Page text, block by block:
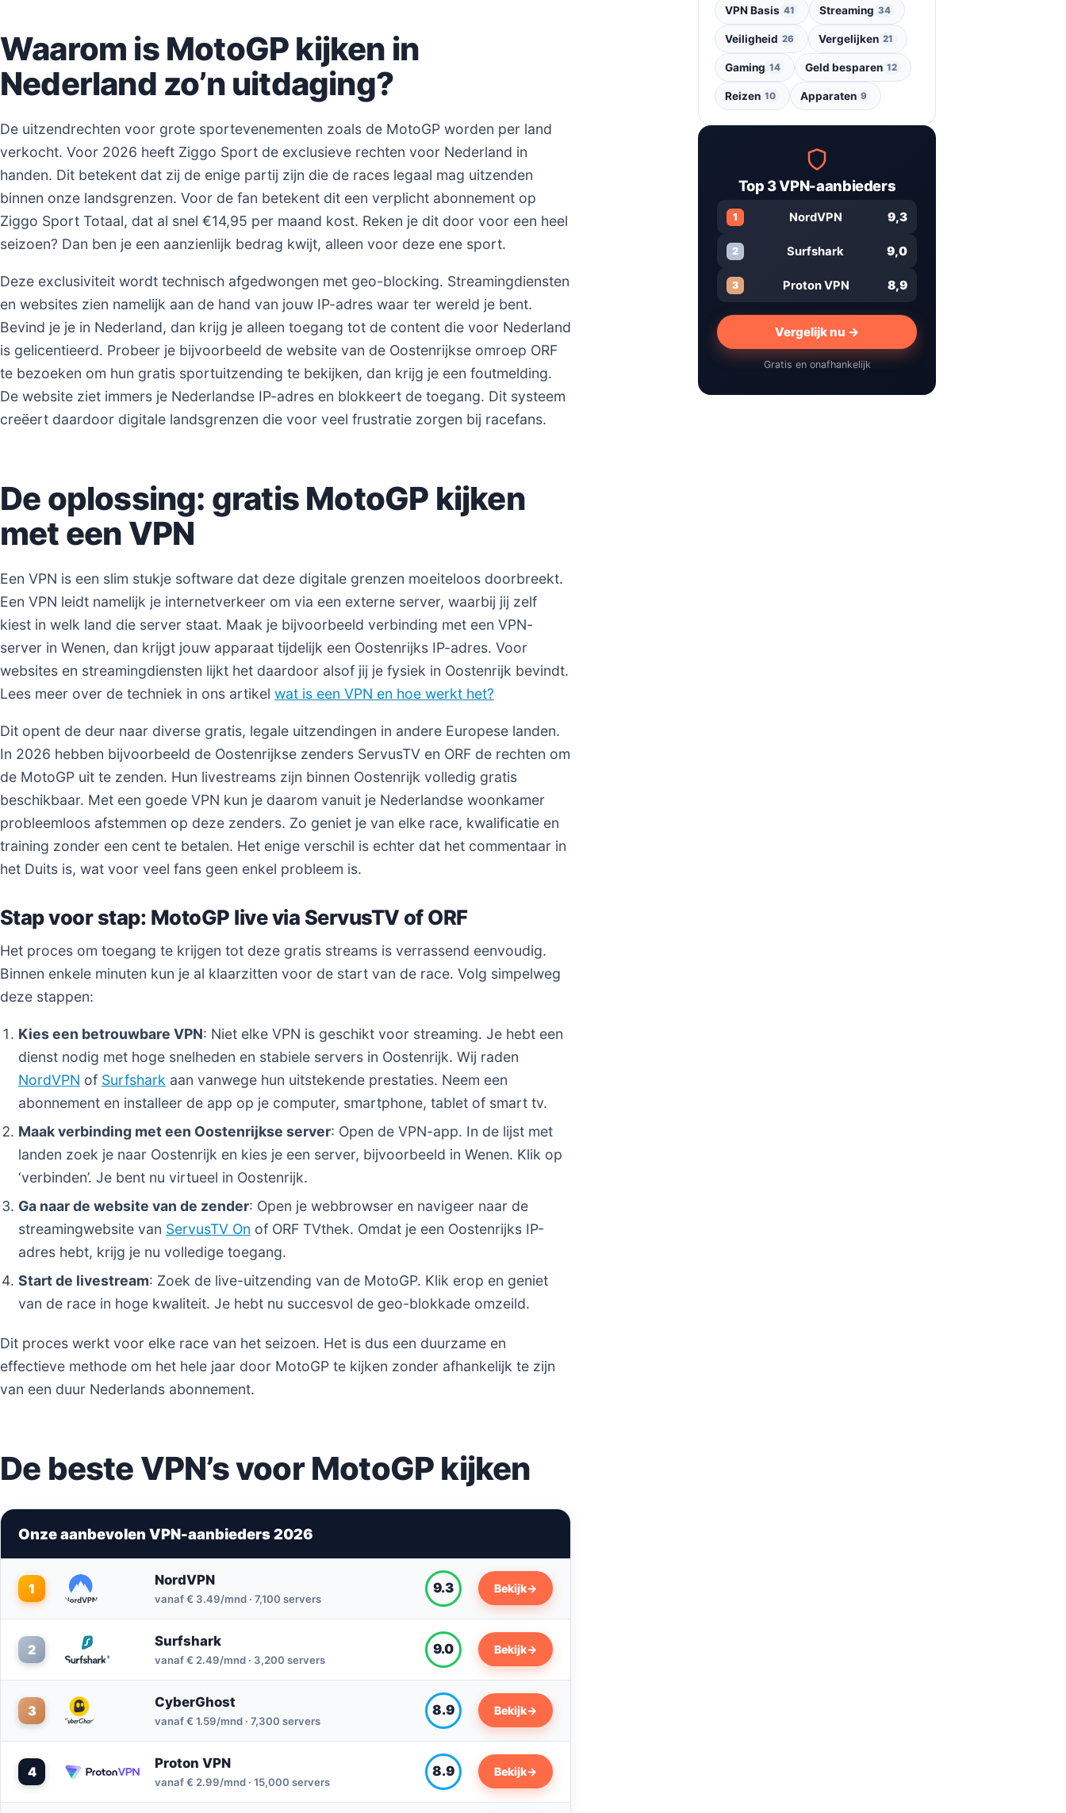
Waarom is MotoGP kijken in
Nederland zo’n uitdaging?
De uitzendrechten voor grote sportevenementen zoals de MotoGP worden per land
verkocht. Voor 2026 heeft Ziggo Sport de exclusieve rechten voor Nederland in
handen. Dit betekent dat zij de enige partij zijn die de races legaal mag uitzenden
binnen onze landsgrenzen. Voor de fan betekent dit een verplicht abonnement op
Ziggo Sport Totaal, dat al snel €14,95 per maand kost. Reken je dit door voor een heel
seizoen? Dan ben je een aanzienlijk bedrag kwijt, alleen voor deze ene sport.
Deze exclusiviteit wordt technisch afgedwongen met geo-blocking. Streamingdiensten
en websites zien namelijk aan de hand van jouw IP-adres waar ter wereld je bent.
Bevind je je in Nederland, dan krijg je alleen toegang tot de content die voor Nederland
is gelicentieerd. Probeer je bijvoorbeeld de website van de Oostenrijkse omroep ORF
te bezoeken om hun gratis sportuitzending te bekijken, dan krijg je een foutmelding.
De website ziet immers je Nederlandse IP-adres en blokkeert de toegang. Dit systeem
creëert daardoor digitale landsgrenzen die voor veel frustratie zorgen bij racefans.
De oplossing: gratis MotoGP kijken
met een VPN
Een VPN is een slim stukje software dat deze digitale grenzen moeiteloos doorbreekt.
Een VPN leidt namelijk je internetverkeer om via een externe server, waarbij jij zelf
kiest in welk land die server staat. Maak je bijvoorbeeld verbinding met een VPN-
server in Wenen, dan krijgt jouw apparaat tijdelijk een Oostenrijks IP-adres. Voor
websites en streamingdiensten lijkt het daardoor alsof jij je fysiek in Oostenrijk bevindt.
Lees meer over de techniek in ons artikel wat is een VPN en hoe werkt het?
Dit opent de deur naar diverse gratis, legale uitzendingen in andere Europese landen.
In 2026 hebben bijvoorbeeld de Oostenrijkse zenders ServusTV en ORF de rechten om
de MotoGP uit te zenden. Hun livestreams zijn binnen Oostenrijk volledig gratis
beschikbaar. Met een goede VPN kun je daarom vanuit je Nederlandse woonkamer
probleemloos afstemmen op deze zenders. Zo geniet je van elke race, kwalificatie en
training zonder een cent te betalen. Het enige verschil is echter dat het commentaar in
het Duits is, wat voor veel fans geen enkel probleem is.
Stap voor stap: MotoGP live via ServusTV of ORF
Het proces om toegang te krijgen tot deze gratis streams is verrassend eenvoudig.
Binnen enkele minuten kun je al klaarzitten voor de start van de race. Volg simpelweg
deze stappen:
Kies een betrouwbare VPN: Niet elke VPN is geschikt voor streaming. Je hebt een
dienst nodig met hoge snelheden en stabiele servers in Oostenrijk. Wij raden
NordVPN of Surfshark aan vanwege hun uitstekende prestaties. Neem een
abonnement en installeer de app op je computer, smartphone, tablet of smart tv.
Maak verbinding met een Oostenrijkse server: Open de VPN-app. In de lijst met
landen zoek je naar Oostenrijk en kies je een server, bijvoorbeeld in Wenen. Klik op
‘verbinden’. Je bent nu virtueel in Oostenrijk.
Ga naar de website van de zender: Open je webbrowser en navigeer naar de
streamingwebsite van ServusTV On of ORF TVthek. Omdat je een Oostenrijks IP-
adres hebt, krijg je nu volledige toegang.
Start de livestream: Zoek de live-uitzending van de MotoGP. Klik erop en geniet
van de race in hoge kwaliteit. Je hebt nu succesvol de geo-blokkade omzeild.
Dit proces werkt voor elke race van het seizoen. Het is dus een duurzame en
effectieve methode om het hele jaar door MotoGP te kijken zonder afhankelijk te zijn
van een duur Nederlands abonnement.
De beste VPN’s voor MotoGP kijken
Onze aanbevolen VPN-aanbieders 2026
1
NordVPN
vanaf € 3.49/mnd · 7,100 servers
9.3 Bekijk→
2
Surfshark
vanaf € 2.49/mnd · 3,200 servers
9.0 Bekijk→
3
CyberGhost
vanaf € 1.59/mnd · 7,300 servers
8.9 Bekijk→
4
Proton VPN
vanaf € 2.99/mnd · 15,000 servers
8.9 Bekijk→
VPN Basis 41 Streaming 34
Veiligheid 26 Vergelijken 21
Gaming 14 Geld besparen 12
Reizen 10 Apparaten 9
Top 3 VPN-aanbieders
1 NordVPN 9,3
2 Surfshark 9,0
3 Proton VPN 8,9
Vergelijk nu →
Gratis en onafhankelijk